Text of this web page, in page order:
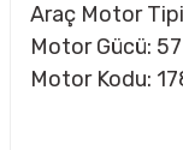
Araç Motor
Motor Gücü:
Motor Kodu: